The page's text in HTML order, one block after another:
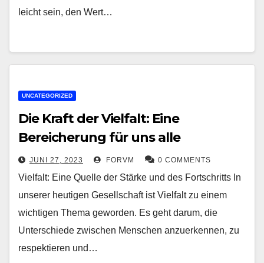
leicht sein, den Wert…
UNCATEGORIZED
Die Kraft der Vielfalt: Eine
Bereicherung für uns alle
JUNI 27, 2023 FORVM 0 COMMENTS
Vielfalt: Eine Quelle der Stärke und des Fortschritts In
unserer heutigen Gesellschaft ist Vielfalt zu einem
wichtigen Thema geworden. Es geht darum, die
Unterschiede zwischen Menschen anzuerkennen, zu
respektieren und…